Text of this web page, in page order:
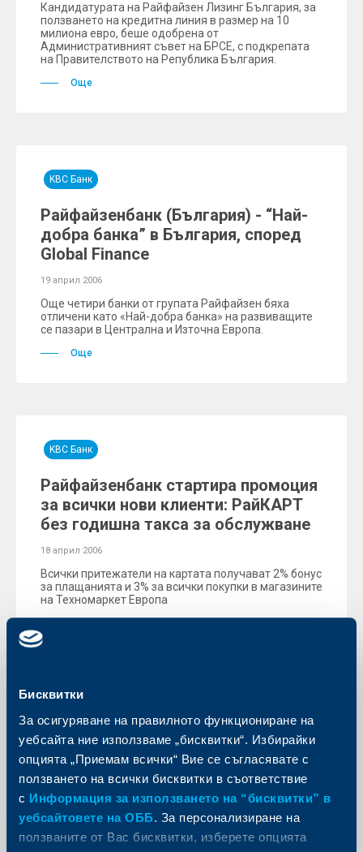
Бисквитки
За осигуряване на правилното функциониране на
уебсайта ние използваме „бисквитки“. Избирайки
опцията „Приемам всички“ Вие се съгласявате с
ползването на всички бисквитки в съответствие
с Информация за използването на “бисквитки” в
уебсайтовете на ОББ. За персонализиране на
ползваните от Вас бисквитки, изберете опцията
Кандидатурата на Райфайзен Лизинг България, за
ползването на кредитна линия в размер на 10
милиона евро, беше одобрена от
Административният съвет на БРСЕ, с подкрепата
на Правителството на Република България.
Още
KBC Банк
Райфайзенбанк (България) - “Най-
добра банка” в България, според
Global Finance
19 април 2006
Още четири банки от групата Райфайзен бяха
отличени като «Най-добра банка» на развиващите
се пазари в Централна и Източна Европа.
Още
KBC Банк
Райфайзенбанк стартира промоция
за всички нови клиенти: РайКАРТ
без годишна такса за обслужване
18 април 2006
Всички притежатели на картата получават 2% бонус
за плащанията и 3% за всички покупки в магазините
на Техномаркет Европа
KBC Банк
Райфайзенбанк (България) ЕАД с
82% ръст на печалбата след
данъчно облагане, 600 работни
места и 23 офиса, открити през
2005 г.